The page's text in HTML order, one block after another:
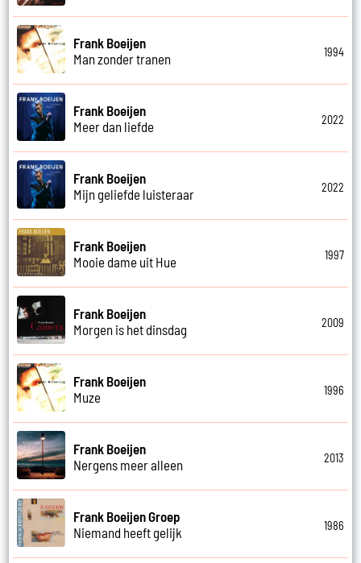
Frank Boeijen
Man zonder tranen
1994
Frank Boeijen
Meer dan liefde
2022
Frank Boeijen
Mijn geliefde luisteraar
2022
Frank Boeijen
Mooie dame uit Hue
1997
Frank Boeijen
Morgen is het dinsdag
2009
Frank Boeijen
Muze
1996
Frank Boeijen
Nergens meer alleen
2013
Frank Boeijen Groep
Niemand heeft gelijk
1986